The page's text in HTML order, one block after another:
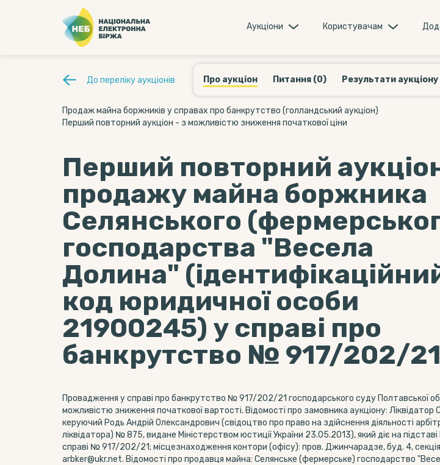
Аукцiони Користувачам
До переліку аукціонів Про аукціон Питання (0) Результати аукціону
Продаж майна боржників у справах про банкрутство (голландський аукціон)
Перший повторний аукціон - з можливістю зниження початкової ціни
Перший повторний
продажу майна боржника
Селянського
господарства "Весела
Долина"
код юридичної особи
21900245) у справі про
банкрутство № 917/202/21
Провадження у справі про банкрутство № 917/202/21 господарського суду Полтавської
можливістю зниження початкової вартості. Відомості про замовника аукціону:
керуючий Родь Андрій Олександрович (свідоцтво про право на здійснення діяльності
ліквідатора) № 875, видане Міністерством юстиції України 23.05.2013), який діє на
справі № 917/202/21; місцезнаходження контори (офісу): пров. Джинчарадзе, буд. 4,
arbker@ukr.net. Відомості про продавця майна: Селянське (фермерське) господарство